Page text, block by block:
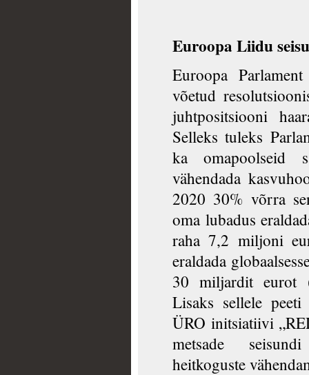
Euroopa Liidu
Euroopa
võetud
juhtpositsiooni
Selleks tuleks
ka omapoolseid
vähendada
2020 30% võrra
oma lubadus
raha 7,2 miljoni
eraldada
30 miljardit eurot
Lisaks sellele peeti
ÜRO initsiatiivi
metsade
heitkoguste